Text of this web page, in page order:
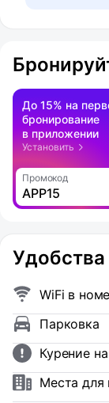
До 15% на
бронирование
в приложении
Установить
Промокод
APP15
Удобства
WiFi в
Парковка
Курение
Места для